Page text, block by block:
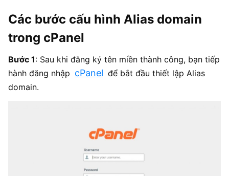
Các bước cấu hình Alias domain
trong cPanel
Bước 1: Sau khi đăng ký tên miền thành công, bạn tiếp
hành đăng nhập cPanel để bắt đầu thiết lập Alias
domain.